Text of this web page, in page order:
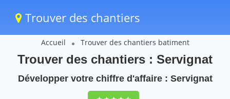
Trouver des chantiers
Accueil Trouver des chantiers batiment
Trouver des chantiers : Servignat
Développer votre chiffre d'affaire : Servignat